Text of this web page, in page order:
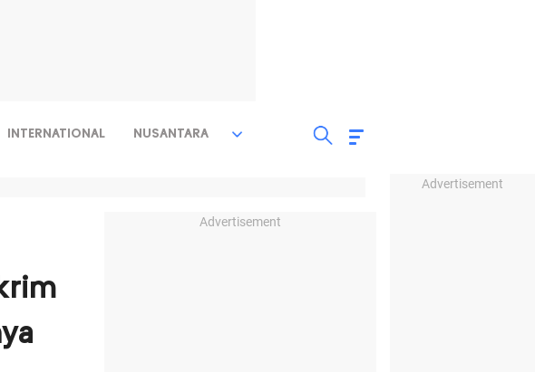
Advertisement
INTERNATIONAL NUSANTARA
Advertisement